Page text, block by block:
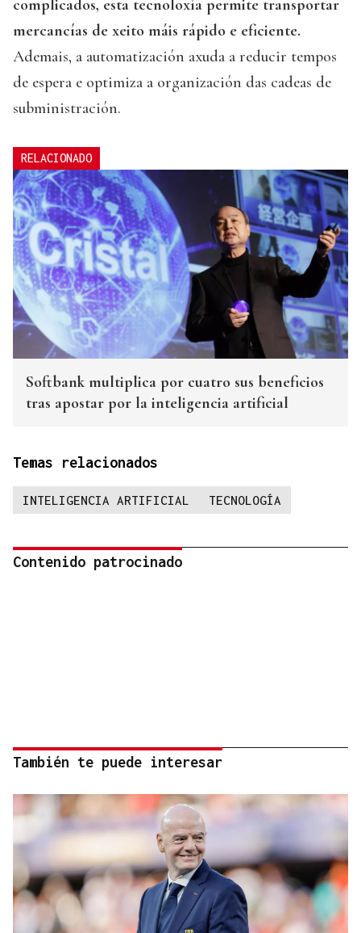
complicados, esta tecnoloxía permite transportar
mercancías de xeito máis rápido e eficiente.
Ademais, a automatización axuda a reducir tempos
de espera e optimiza a organización das cadeas de
subministración.
RELACIONADO
Softbank multiplica por cuatro sus beneficios
tras apostar por la inteligencia artificial
Temas relacionados
INTELIGENCIA ARTIFICIAL TECNOLOGÍA
Contenido patrocinado
También te puede interesar